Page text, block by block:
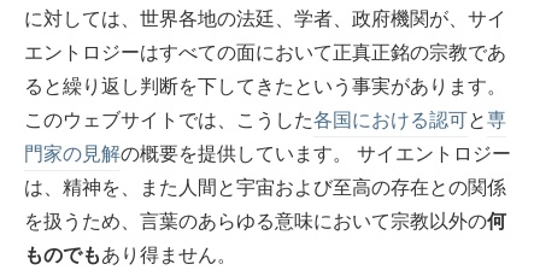
に対しては、世界各地の法廷、学者、政府機関が、サイ
エントロジーはすべての面において正真正銘の宗教であ
ると繰り返し判断を下してきたという事実があります。
このウェブサイトでは、こうした各国における認可と専
門家の見解の概要を提供しています。 サイエントロジー
は、精神を、また人間と宇宙および至高の存在との関係
を扱うため、言葉のあらゆる意味において宗教以外の何
ものでもあり得ません。